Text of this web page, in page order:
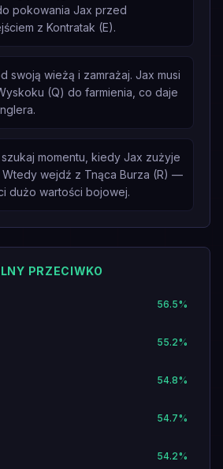
pokowania Jax przed
z Kontratak (E).
swoją wieżą i zamrażaj. Jax musi
(Q) do farmienia, co daje
momentu, kiedy Jax zużyje
Wtedy wejdź z Tnąca Burza (R) —
dużo wartości bojowej.
PRZECIWKO
56.5%
55.2%
54.8%
54.7%
54.2%